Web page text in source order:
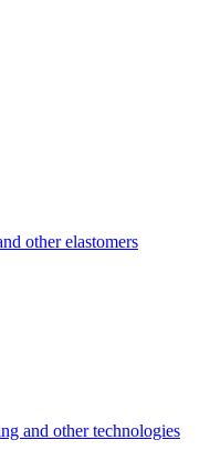
other elastomers
and other technologies